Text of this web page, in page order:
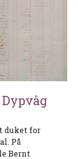
duket for
På
Bernt